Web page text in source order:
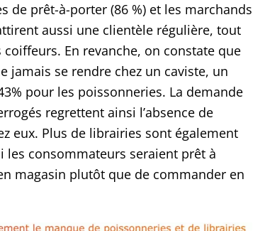
de prêt-à-porter (86 %) et les marchands
aussi une clientèle régulière, tout
En revanche, on constate que
jamais se rendre chez un caviste, un
pour les poissonneries. La demande
regrettent ainsi l’absence de
eux. Plus de librairies sont également
les consommateurs seraient prêt à
magasin plutôt que de commander en